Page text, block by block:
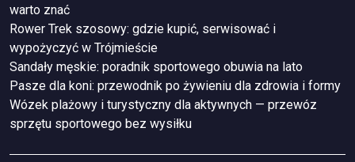
warto znać
Rower Trek szosowy: gdzie kupić, serwisować i
wypożyczyć w Trójmieście
Sandały męskie: poradnik sportowego obuwia na lato
Pasze dla koni: przewodnik po żywieniu dla zdrowia i formy
Wózek plażowy i turystyczny dla aktywnych — przewóz
sprzętu sportowego bez wysiłku